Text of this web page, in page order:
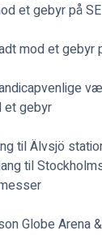
et gebyr på
mod et gebyr
et gebyr
til Älvsjö
til
Globe Arena